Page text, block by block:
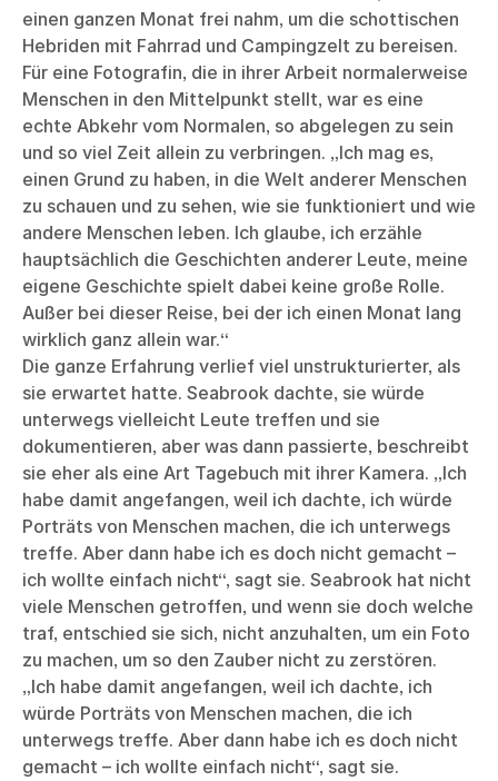
einen ganzen Monat frei nahm, um die schottischen
Hebriden mit Fahrrad und Campingzelt zu bereisen.
Für eine Fotografin, die in ihrer Arbeit normalerweise
Menschen in den Mittelpunkt stellt, war es eine
echte Abkehr vom Normalen, so abgelegen zu sein
und so viel Zeit allein zu verbringen. „Ich mag es,
einen Grund zu haben, in die Welt anderer Menschen
zu schauen und zu sehen, wie sie funktioniert und wie
andere Menschen leben. Ich glaube, ich erzähle
hauptsächlich die Geschichten anderer Leute, meine
eigene Geschichte spielt dabei keine große Rolle.
Außer bei dieser Reise, bei der ich einen Monat lang
wirklich ganz allein war.“
Die ganze Erfahrung verlief viel unstrukturierter, als
sie erwartet hatte. Seabrook dachte, sie würde
unterwegs vielleicht Leute treffen und sie
dokumentieren, aber was dann passierte, beschreibt
sie eher als eine Art Tagebuch mit ihrer Kamera. „Ich
habe damit angefangen, weil ich dachte, ich würde
Porträts von Menschen machen, die ich unterwegs
treffe. Aber dann habe ich es doch nicht gemacht –
ich wollte einfach nicht“, sagt sie. Seabrook hat nicht
viele Menschen getroffen, und wenn sie doch welche
traf, entschied sie sich, nicht anzuhalten, um ein Foto
zu machen, um so den Zauber nicht zu zerstören.
„Ich habe damit angefangen, weil ich dachte, ich
würde Porträts von Menschen machen, die ich
unterwegs treffe. Aber dann habe ich es doch nicht
gemacht – ich wollte einfach nicht“, sagt sie.